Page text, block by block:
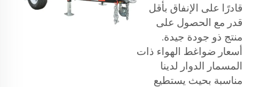
قادرًا على الإنفاق بأقل
قدر مع الحصول على
منتج ذو جودة جيدة.
أسعار ضواغط الهواء ذات
المسمار الدوار لدينا
مناسبة بحيث يستطيع